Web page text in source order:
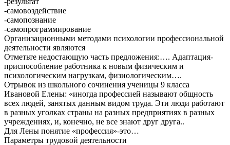
-самовоздействие
-самопознание
-самопрограммирование
Организационными методами психологии профессиональной
деятельности являются
Отметьте недостающую часть предложения:…. Адаптация-
приспособление работника к новым физическим и
психологическим нагрузкам, физиологическим….
Отрывок из школьного сочинения ученицы 9 класса
Ивановой Елены: «иногда профессией называют общность
всех людей, занятых данным видом труда. Эти люди работают
в разных уголках страны на разных предприятиях в разных
учреждениях, и, конечно, не все знают друг друга..
Для Лены понятие «профессия»-это…
Параметры трудовой деятельности